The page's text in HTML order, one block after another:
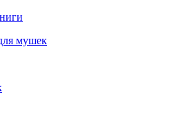
мушек